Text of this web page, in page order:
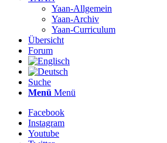
Yaan-Allgemein
Yaan-Archiv
Yaan-Curriculum
Übersicht
Forum
Suche
Menü Menü
Facebook
Instagram
Youtube